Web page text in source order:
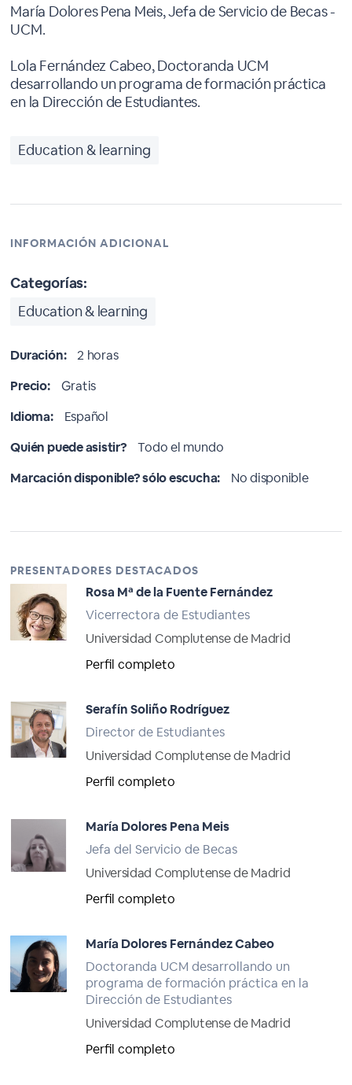
María Dolores Pena Meis, Jefa de Servicio de Becas -
UCM.
Lola Fernández Cabeo, Doctoranda UCM
desarrollando un programa de formación práctica
en la Dirección de Estudiantes.
Education & learning
INFORMACIÓN ADICIONAL
Categorías:
Education & learning
Duración:
2 horas
Precio:
Gratis
Idioma:
Español
Quién puede asistir?
Todo el mundo
Marcación disponible? sólo escucha:
No disponible
PRESENTADORES DESTACADOS
Rosa Mª de la Fuente Fernández
Vicerrectora de Estudiantes
Universidad Complutense de Madrid
Perfil completo
Serafín Soliño Rodríguez
Director de Estudiantes
Universidad Complutense de Madrid
Perfil completo
María Dolores Pena Meis
Jefa del Servicio de Becas
Universidad Complutense de Madrid
Perfil completo
María Dolores Fernández Cabeo
Doctoranda UCM desarrollando un
programa de formación práctica en la
Dirección de Estudiantes
Universidad Complutense de Madrid
Perfil completo